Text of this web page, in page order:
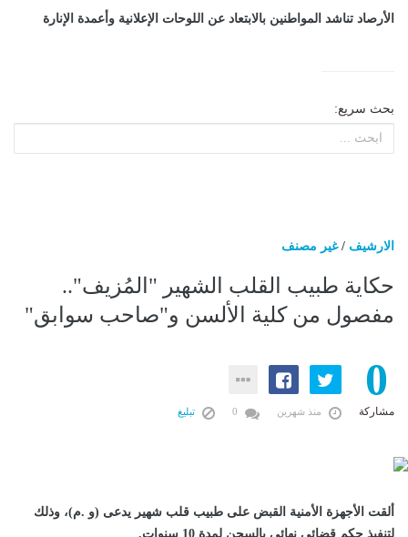
الأرصاد تناشد المواطنين بالابتعاد عن اللوحات الإعلانية وأعمدة الإنارة
بحث سريع:
الارشيف /غير مصنف
حكاية طبيب القلب الشهير "المُزيف"..
مفصول من كلية الألسن و"صاحب سوابق"
0
مشاركة منذ شهرين تبليغ
ألقت الأجهزة الأمنية القبض على طبيب قلب شهير يدعى (و .م)، وذلك
لتنفيذ حكم قضائي نهائي بالسجن لمدة 10 سنوات.